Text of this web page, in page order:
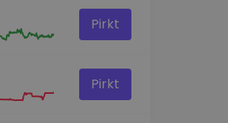
Pirkt
Pirkt